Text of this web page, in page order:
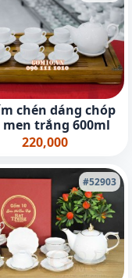
chén dáng chóp
trắng 600ml
220,000
#52903